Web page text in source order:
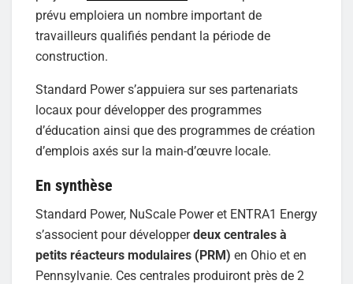
prévu emploiera un nombre important de
travailleurs qualifiés pendant la période de
construction.
Standard Power s’appuiera sur ses partenariats
locaux pour développer des programmes
d’éducation ainsi que des programmes de création
d’emplois axés sur la main-d’œuvre locale.
En synthèse
Standard Power, NuScale Power et ENTRA1 Energy
s’associent pour développerdeux centrales à
petits réacteurs modulaires (PRM) en Ohio et en
Pennsylvanie. Ces centrales produiront près de 2